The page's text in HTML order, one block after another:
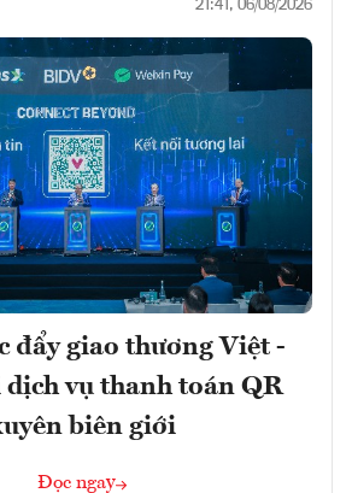
21:41, 06/08/2026
đẩy giao thương Việt -
vụ thanh toán QR
biên giới
Đọc ngay